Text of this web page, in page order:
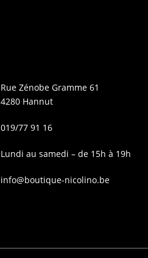
Rue Zénobe Gramme 61
4280 Hannut
019/77 91 16
Lundi au samedi – de 15h à 19h
info@boutique-nicolino.be